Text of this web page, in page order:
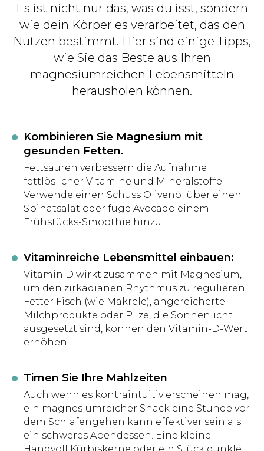
Es ist nicht nur das, was du isst, sondern
wie dein Körper es verarbeitet, das den
Nutzen bestimmt. Hier sind einige Tipps,
wie Sie das Beste aus Ihren
magnesiumreichen Lebensmitteln
herausholen können.
Kombinieren Sie Magnesium mit
gesunden Fetten.
Fettsäuren verbessern die Aufnahme
fettlöslicher Vitamine und Mineralstoffe.
Verwende einen Schuss Olivenöl über einen
Spinatsalat oder füge Avocado einem
Frühstücks-Smoothie hinzu.
Vitaminreiche Lebensmittel einbauen:
Vitamin D wirkt zusammen mit Magnesium,
um den zirkadianen Rhythmus zu regulieren.
Fetter Fisch (wie Makrele), angereicherte
Milchprodukte oder Pilze, die Sonnenlicht
ausgesetzt sind, können den Vitamin-D-Wert
erhöhen.
Timen Sie Ihre Mahlzeiten
Auch wenn es kontraintuitiv erscheinen mag,
ein magnesiumreicher Snack eine Stunde vor
dem Schlafengehen kann effektiver sein als
ein schweres Abendessen. Eine kleine